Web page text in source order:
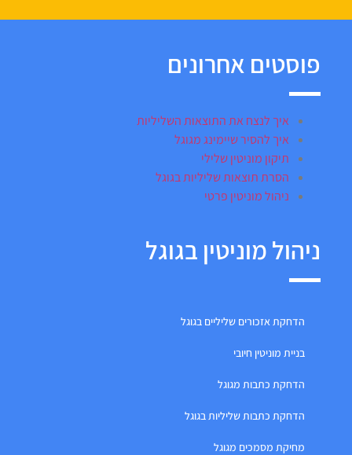
פוסטים אחרונים
איך לנצח את התוצאות השליליות
איך להסיר שיימינג מגוגל
תיקון מוניטין שלילי
הסרת תוצאות שליליות בגוגל
ניהול מוניטין פרטי
ניהול מוניטין בגוגל
הדחקת אזכורים שליליים בגוגל
בניית מוניטין חיובי
הדחקת כתבות מגוגל
הדחקת כתבות שליליות בגוגל
מחיקת מסמכים מגוגל